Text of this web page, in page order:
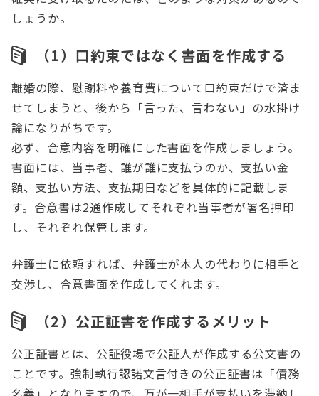
しょうか。
（1）口約束ではなく書面を作成する
離婚の際、慰謝料や養育費について口約束だけで済ま
せてしまうと、後から「言った、言わない」の水掛け
論になりがちです。
必ず、合意内容を明確にした書面を作成しましょう。
書面には、当事者、誰が誰に支払うのか、支払い金
額、支払い方法、支払期日などを具体的に記載しま
す。合意書は2通作成してそれぞれ当事者が署名押印
し、それぞれ保管します。
弁護士に依頼すれば、弁護士が本人の代わりに相手と
交渉し、合意書面を作成してくれます。
（2）公正証書を作成するメリット
公正証書とは、公証役場で公証人が作成する公文書の
ことです。強制執行認諾文言付きの公正証書は「債務